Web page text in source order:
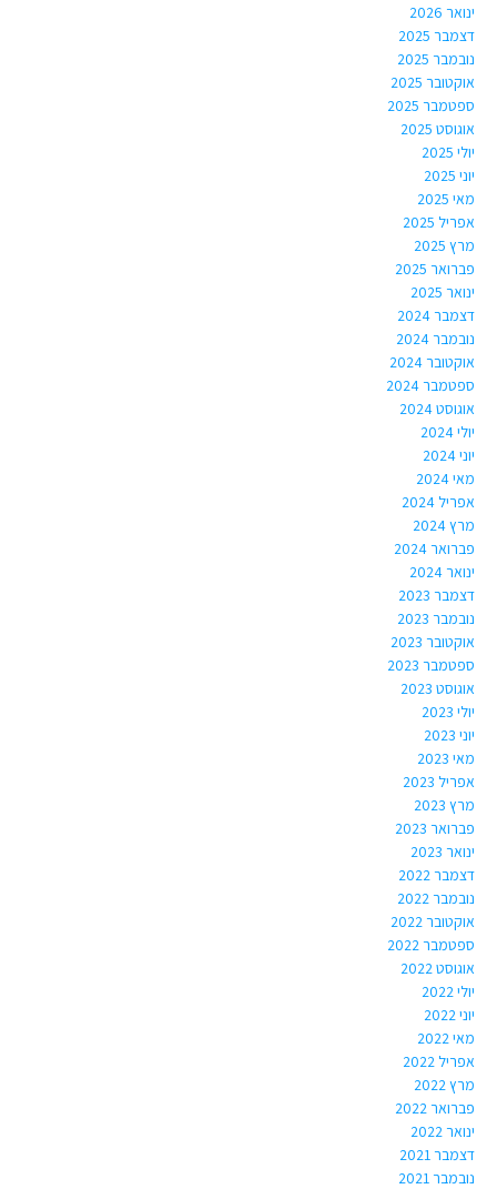
ינואר 2026
דצמבר 2025
נובמבר 2025
אוקטובר 2025
ספטמבר 2025
אוגוסט 2025
יולי 2025
יוני 2025
מאי 2025
אפריל 2025
מרץ 2025
פברואר 2025
ינואר 2025
דצמבר 2024
נובמבר 2024
אוקטובר 2024
ספטמבר 2024
אוגוסט 2024
יולי 2024
יוני 2024
מאי 2024
אפריל 2024
מרץ 2024
פברואר 2024
ינואר 2024
דצמבר 2023
נובמבר 2023
אוקטובר 2023
ספטמבר 2023
אוגוסט 2023
יולי 2023
יוני 2023
מאי 2023
אפריל 2023
מרץ 2023
פברואר 2023
ינואר 2023
דצמבר 2022
נובמבר 2022
אוקטובר 2022
ספטמבר 2022
אוגוסט 2022
יולי 2022
יוני 2022
מאי 2022
אפריל 2022
מרץ 2022
פברואר 2022
ינואר 2022
דצמבר 2021
נובמבר 2021